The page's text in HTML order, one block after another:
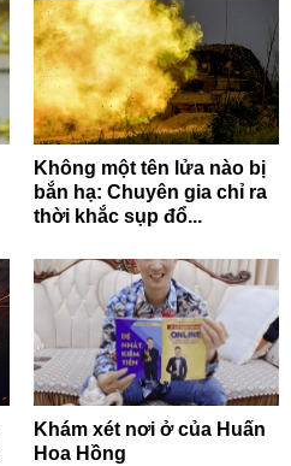
Không một tên lửa nào bị
bắn hạ: Chuyên gia chỉ ra
thời khắc sụp đổ...
Khám xét nơi ở của Huấn
Hoa Hồng